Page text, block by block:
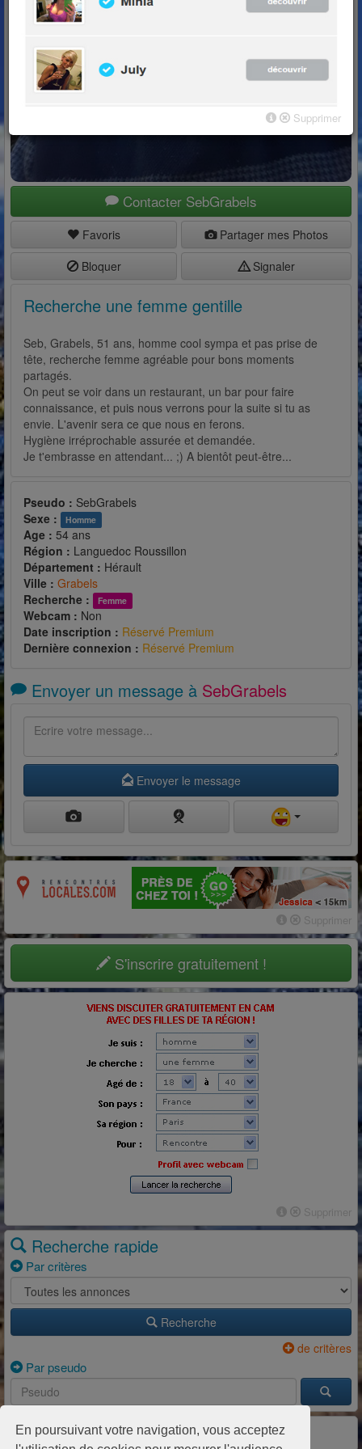
En poursuivant votre navigation, vous acceptez
Contacter SebGrabels
Favoris
Partager mes Photos
Bloquer
Signaler
Recherche une femme gentille
Seb, Grabels, 51 ans, homme cool sympa et pas prise de
tête, recherche femme agréable pour bons moments
partagés.
On peut se voir dans un restaurant, un bar pour faire
connaissance, et puis nous verrons pour la suite si tu as
envie. L'avenir sera ce que nous en ferons.
Hygiène irréprochable assurée et demandée.
Je t'embrasse en attendant... ;) A bientôt peut-être...
Pseudo : SebGrabels
Sexe :
Homme
Age : 54 ans
Région : Languedoc Roussillon
Département : Hérault
Ville : Grabels
Recherche :
Femme
Webcam : Non
Date inscription : Réservé Premium
Dernière connexion : Réservé Premium
Envoyer un message à SebGrabels
Envoyer le message
Supprimer
S'inscrire gratuitement !
Supprimer
Recherche rapide
Par critères
Recherche
de critères
Par pseudo
Partenaires Rdv Montpellier
Supprimer